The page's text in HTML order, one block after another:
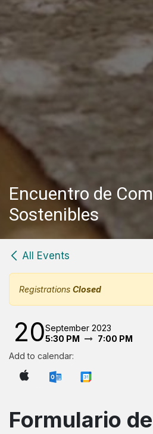
Encuentro de
Sostenibles
All Events
Registrations Closed
20September 2023
5:30 PM
7:00 PM
Add to calendar:
Formulario de